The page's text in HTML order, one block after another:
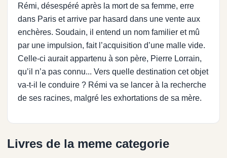
Rémi, désespéré après la mort de sa femme, erre
dans Paris et arrive par hasard dans une vente aux
enchères. Soudain, il entend un nom familier et mû
par une impulsion, fait l’acquisition d’une malle vide.
Celle-ci aurait appartenu à son père, Pierre Lorrain,
qu’il n’a pas connu... Vers quelle destination cet objet
va-t-il le conduire ? Rémi va se lancer à la recherche
de ses racines, malgré les exhortations de sa mère.
Livres de la meme categorie